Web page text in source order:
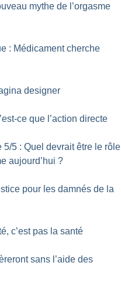
mythe de l’orgasme
: Médicament cherche
designer
ce que l’action directe
5 : Quel devrait être le rôle
aujourd’hui ?
pour les damnés de la
c’est pas la santé
sans l’aide des